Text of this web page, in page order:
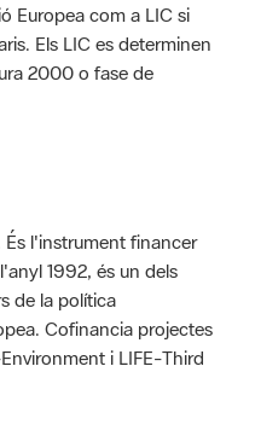
Europea com a LIC si
Els LIC es determinen
2000 o fase de
l'instrument financer
1992, és un dels
de la política
Cofinancia projectes
i LIFE-Third